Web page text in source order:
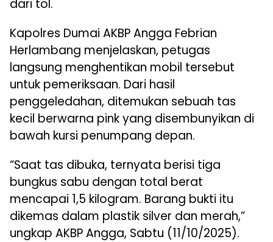
dari tol.
Kapolres Dumai AKBP Angga Febrian
Herlambang menjelaskan, petugas
langsung menghentikan mobil tersebut
untuk pemeriksaan. Dari hasil
penggeledahan, ditemukan sebuah tas
kecil berwarna pink yang disembunyikan di
bawah kursi penumpang depan.
“Saat tas dibuka, ternyata berisi tiga
bungkus sabu dengan total berat
mencapai 1,5 kilogram. Barang bukti itu
dikemas dalam plastik silver dan merah,”
ungkap AKBP Angga, Sabtu (11/10/2025).